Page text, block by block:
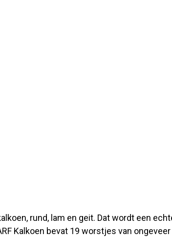
rund, lam en geit. Dat wordt een
Kalkoen bevat 19 worstjes van ongeveer